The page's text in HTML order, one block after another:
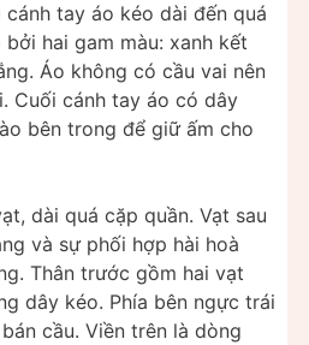
tay áo kéo dài đến quá
hai gam màu: xanh kết
Áo không có cầu vai nên
Cuối cánh tay áo có dây
bên trong để giữ ấm cho
dài quá cặp quần. Vạt sau
và sự phối hợp hài hoà
Thân trước gồm hai vạt
dây kéo. Phía bên ngực trái
cầu. Viền trên là dòng